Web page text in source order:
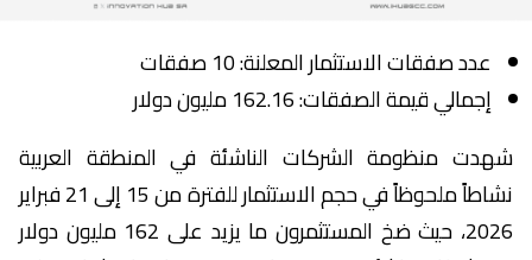
عدد صفقات الاستثمار المعلنة: 10 صفقات
إجمالي قيمة الصفقات: 162.16 مليون دولار
شهدت منظومة الشركات الناشئة في المنطقة العربية
نشاطاً ملحوظاً في حجم الاستثمار للفترة من 15 إلى 21 فبراير
2026، حيث ضخ المستثمرون ما يزيد على 162 مليون دولار